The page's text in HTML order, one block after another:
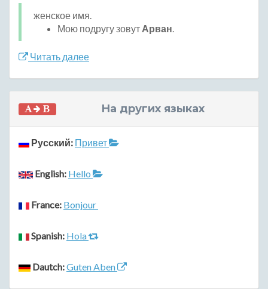
женское имя.
Мою подругу зовут Арван.
Читать далее
На других языках
Русский: Привет
English: Hello
France: Bonjour
Spanish: Hola
Dautch:Guten Aben